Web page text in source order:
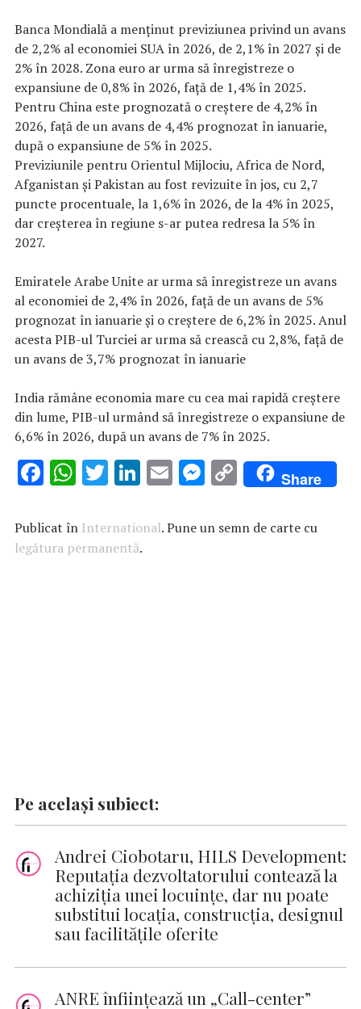
Banca Mondială a menţinut previziunea privind un avans
de 2,2% al economiei SUA în 2026, de 2,1% în 2027 şi de
2% în 2028. Zona euro ar urma să înregistreze o
expansiune de 0,8% în 2026, faţă de 1,4% în 2025.
Pentru China este prognozată o creştere de 4,2% în
2026, faţă de un avans de 4,4% prognozat în ianuarie,
după o expansiune de 5% în 2025.
Previziunile pentru Orientul Mijlociu, Africa de Nord,
Afganistan şi Pakistan au fost revizuite în jos, cu 2,7
puncte procentuale, la 1,6% în 2026, de la 4% în 2025,
dar creşterea în regiune s-ar putea redresa la 5% în
2027.
Emiratele Arabe Unite ar urma să înregistreze un avans
al economiei de 2,4% în 2026, faţă de un avans de 5%
prognozat în ianuarie şi o creştere de 6,2% în 2025. Anul
acesta PIB-ul Turciei ar urma să crească cu 2,8%, faţă de
un avans de 3,7% prognozat în ianuarie
India rămâne economia mare cu cea mai rapidă creştere
din lume, PIB-ul urmând să înregistreze o expansiune de
6,6% în 2026, după un avans de 7% în 2025.
F
e
b
W
at
s
T
it
te
Li
k
e
E
ai
M
se
C
o
p
Share
Publicat în International. Pune un semn de carte cu
legătura permanentă.
Pe același subiect:
Andrei Ciobotaru, HILS Development:
Reputația dezvoltatorului contează la
achiziția unei locuințe, dar nu poate
substitui locația, construcția, designul
sau facilitățile oferite
ANRE înfiinţează un „Call-center”